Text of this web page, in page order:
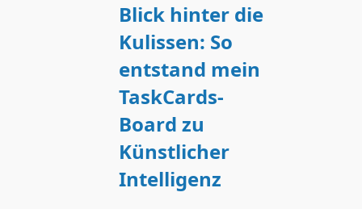
Blick hinter die
Kulissen: So
entstand mein
TaskCards-
Board zu
Künstlicher
Intelligenz